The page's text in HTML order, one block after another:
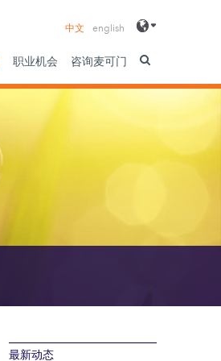
中文 english
职业机会 咨询麦可门
最新动态